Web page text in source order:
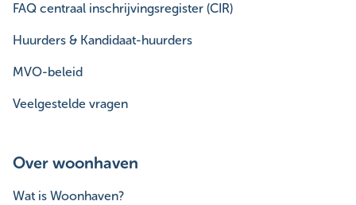
FAQ centraal inschrijvingsregister (CIR)
Huurders & Kandidaat-huurders
MVO-beleid
Veelgestelde vragen
Over woonhaven
Wat is Woonhaven?